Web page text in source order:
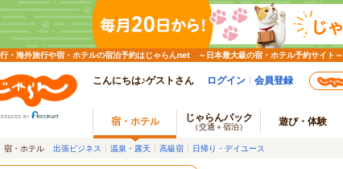
・海外旅行や宿・ホテルの宿泊予約はじゃらんnet ～日本最大級の宿・ホテル予約サイト～
こんにちは♪ゲストさん ログイン 会員登録
宿・ホテル じゃらんパック
（交通＋宿泊） 遊び・体験
宿・ホテル 出張ビジネス 温泉・露天 高級宿 日帰り・デイユース